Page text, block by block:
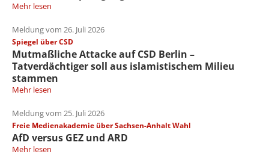
Mehr lesen
Meldung vom 26. Juli 2026
Spiegel über CSD
Mutmaßliche Attacke auf CSD Berlin –
Tatverdächtiger soll aus islamistischem Milieu
stammen
Mehr lesen
Meldung vom 25. Juli 2026
Freie Medienakademie über Sachsen-Anhalt Wahl
AfD versus GEZ und ARD
Mehr lesen